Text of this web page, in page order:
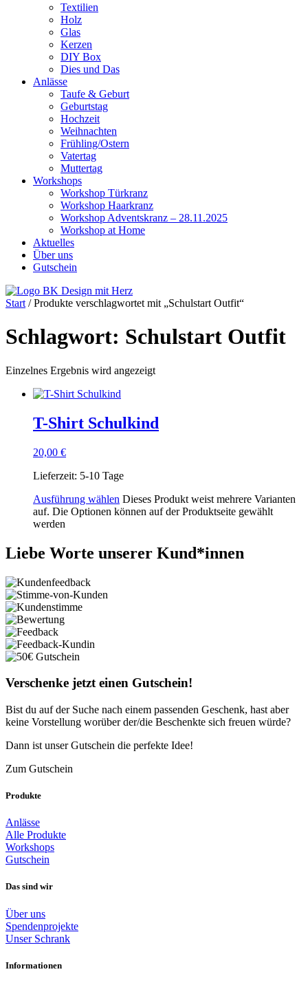
Textilien
Holz
Glas
Kerzen
DIY Box
Dies und Das
Anlässe
Taufe & Geburt
Geburtstag
Hochzeit
Weihnachten
Frühling/Ostern
Vatertag
Muttertag
Workshops
Workshop Türkranz
Workshop Haarkranz
Workshop Adventskranz – 28.11.2025
Workshop at Home
Aktuelles
Über uns
Gutschein
Start / Produkte verschlagwortet mit „Schulstart Outfit“
Schlagwort: Schulstart Outfit
Einzelnes Ergebnis wird angezeigt
T-Shirt Schulkind
20,00 €
Lieferzeit: 5-10 Tage
Ausführung wählen Dieses Produkt weist mehrere Varianten
auf. Die Optionen können auf der Produktseite gewählt
werden
Liebe Worte unserer Kund*innen
Verschenke jetzt einen Gutschein!
Bist du auf der Suche nach einem passenden Geschenk, hast aber
keine Vorstellung worüber der/die Beschenkte sich freuen würde?
Dann ist unser Gutschein die perfekte Idee!
Zum Gutschein
Produkte
Anlässe
Alle Produkte
Workshops
Gutschein
Das sind wir
Über uns
Spendenprojekte
Unser Schrank
Informationen